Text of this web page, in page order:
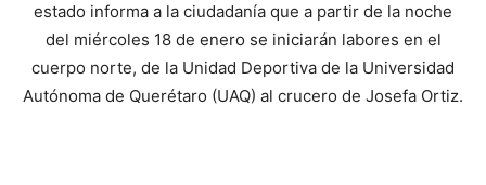
estado informa a la ciudadanía que a partir de la noche
del miércoles 18 de enero se iniciarán labores en el
cuerpo norte, de la Unidad Deportiva de la Universidad
Autónoma de Querétaro (UAQ) al crucero de Josefa Ortiz.